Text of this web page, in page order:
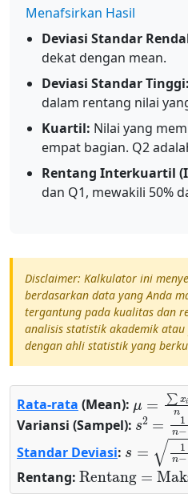
Menafsirkan Hasil
Deviasi Standar
dekat dengan mean.
Deviasi Standar Tinggi:
dalam rentang nilai
Kuartil: Nilai yang
empat bagian. Q2
Rentang Interkuartil
dan Q1, mewakili 50%
Disclaimer: Kalkulator ini
berdasarkan data yang Anda
tergantung pada kualitas dan
analisis statistik akademik
dengan ahli statistik yang
Rata-rata (Mean):
μ=∑xin
Variansi (Sampel):
s2= n−
Standar Deviasi:
−1∑
Rentang:
Rentang Maks